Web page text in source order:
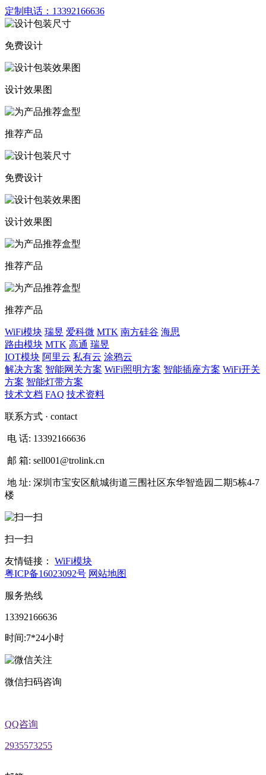
定制电话： 13392166636
免费设计
设计效果图
推荐产品
免费设计
设计效果图
推荐产品
推荐产品
WiFi模块 瑞昱 爱科微 MTK 南方硅谷 海思
路由模块 MTK 高通 瑞昱
IOT模块 阿里云 私有云 涂鸦云
解决方案 智能网关方案 WiFi照明方案 智能插座方案 WiFi开关
方案 智能灯带方案
技术文档 FAQ 技术资料
联系方式 · contact
电 话: 13392166636
邮 箱: sell001@trolink.cn
地 址: 深圳市宝安区航城街道三围社区东华智造园二期5栋4-7
楼
扫一扫
友情链接：
WiFi模块
粤ICP备16023092号 网站地图
服务热线
13392166636
时间:7*24小时
微信扫码咨询
QQ咨询
2935573255